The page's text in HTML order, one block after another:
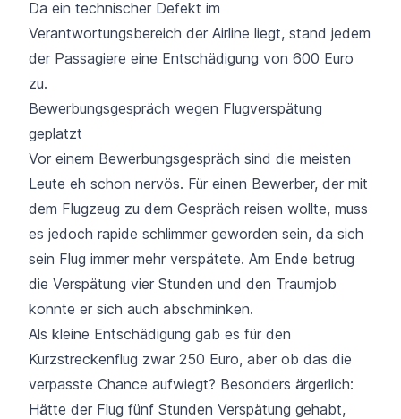
Da ein technischer Defekt im
Verantwortungsbereich der Airline liegt, stand jedem
der Passagiere eine Entschädigung von 600 Euro
zu.
Bewerbungsgespräch wegen Flugverspätung
geplatzt
Vor einem Bewerbungsgespräch sind die meisten
Leute eh schon nervös. Für einen Bewerber, der mit
dem Flugzeug zu dem Gespräch reisen wollte, muss
es jedoch rapide schlimmer geworden sein, da sich
sein Flug immer mehr verspätete. Am Ende betrug
die Verspätung vier Stunden und den Traumjob
konnte er sich auch abschminken.
Als kleine Entschädigung gab es für den
Kurzstreckenflug zwar 250 Euro, aber ob das die
verpasste Chance aufwiegt? Besonders ärgerlich:
Hätte der Flug fünf Stunden Verspätung gehabt,